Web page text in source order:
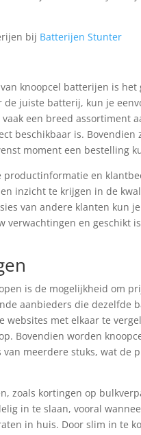
bij Batterijen Stunter
knoopcel batterijen is het
de juiste batterij, kun je
een breed assortiment
beschikbaar is. Bovendien
moment een bestelling
en
inzicht te krijgen in de
van andere klanten kun
verwachtingen en geschikt
is de mogelijkheid om
aanbieders die dezelfde
met elkaar te
Bovendien worden
meerdere stuks, wat de
zoals kortingen op
in te slaan, vooral
in huis. Door slim in te